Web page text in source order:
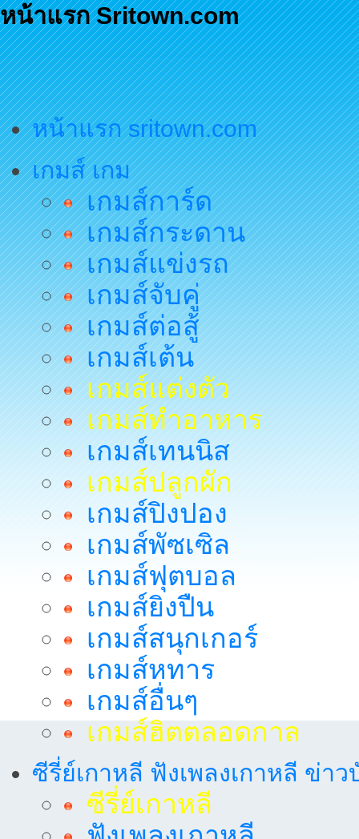
หน้าแรก Sritown.com
หน้าแรก sritown.com
เกมส์ เกม
เกมส์การ์ด
เกมส์กระดาน
เกมส์แข่งรถ
เกมส์จับคู่
เกมส์ต่อสู้
เกมส์เต้น
เกมส์แต่งตัว
เกมส์ทำอาหาร
เกมส์เทนนิส
เกมส์ปลูกผัก
เกมส์ปิงปอง
เกมส์พัซเซิล
เกมส์ฟุตบอล
เกมส์ยิงปืน
เกมส์สนุกเกอร์
เกมส์หทาร
เกมส์อื่นๆ
เกมส์ฮิตตลอดกาล
ซีรี่ย์เกาหลี ฟังเพลงเกาหลี ข่าว
ซีรี่ย์เกาหลี